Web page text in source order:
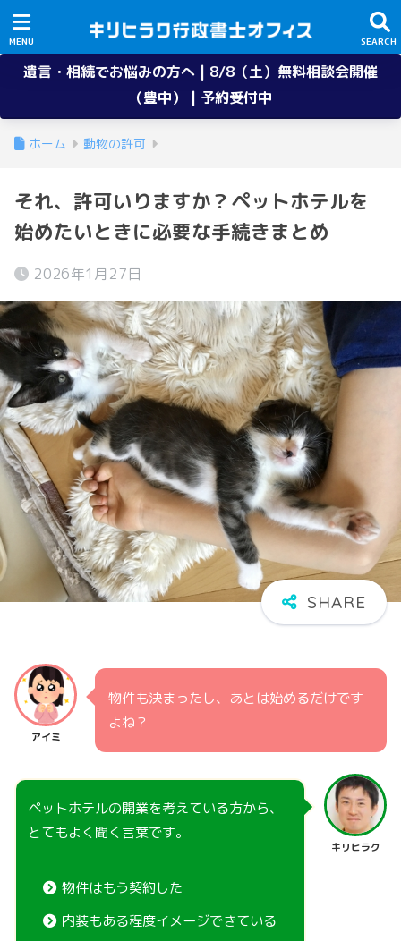
遺言・相続でお悩みの方へ | 8/8（土）無料相談会開催
（豊中） | 予約受付中
ホーム 動物の許可
それ、許可いりますか？ペットホテルを
始めたいときに必要な手続きまとめ
2026年1月27日
アイミ
物件も決まったし、あとは始めるだけです
よね？
キリヒラク
ペットホテルの開業を考えている方から、
とてもよく聞く言葉です。
物件はもう契約した
内装もある程度イメージできている